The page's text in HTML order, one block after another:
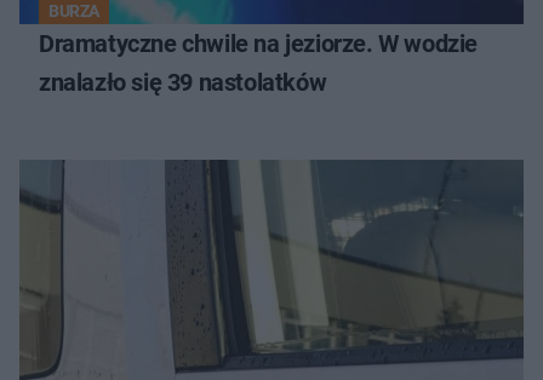
BURZA
Dramatyczne chwile na jeziorze. W wodzie
znalazło się 39 nastolatków